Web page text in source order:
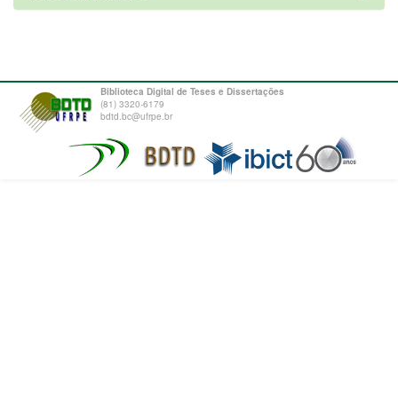
Biblioteca Digital de Teses e Dissertações
(81) 3320-6179
bdtd.bc@ufrpe.br